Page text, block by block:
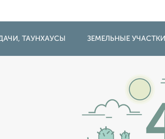
ТАУНХАУСЫ ЗЕМЕЛЬНЫЕ УЧАСТКИ